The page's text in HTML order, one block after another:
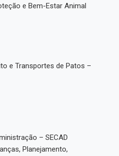
e Bem-Estar Animal
e Transportes de Patos –
– SECAD
Planejamento,